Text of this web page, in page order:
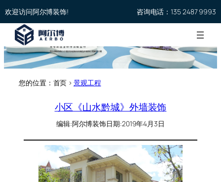
欢迎访问阿尔博装饰! 咨询电话：135 2487 9993
您的位置：首页 > 景观工程
小区《山水黔城》外墙装饰
编辑:阿尔博装饰日期:2019年4月3日